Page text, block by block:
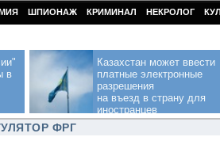
ШПИОНАЖ КРИМИНАЛ НЕКРОЛОГ
в
Казахстан может ввести
платные электронные
разрешения
на въезд в страну для
иностранцев
ФРГ